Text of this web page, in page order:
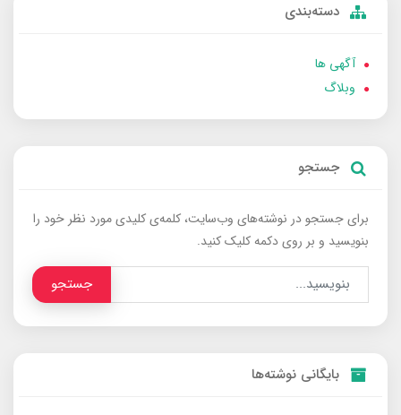
دسته‌بندی
آگهی ها
وبلاگ
جستجو
برای جستجو در نوشته‌های وب‌سایت، کلمه‌ی کلیدی مورد نظر خود را
بنویسید و بر روی دکمه کلیک کنید.
جستجو
بایگانی نوشته‌ها